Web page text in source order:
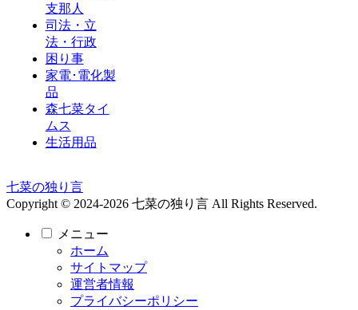
支那人
司法・立
法・行政
困り事
家電･電化製
品
森七菜タイ
ムス
生活用品
七菜の独り言
Copyright © 2024-2026 七菜の独り言 All Rights Reserved.
メニュー
ホーム
サイトマップ
運営者情報
プライバシーポリシー